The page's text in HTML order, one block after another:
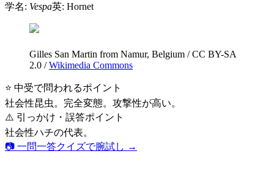
学名: Vespa英: Hornet
Gilles San Martin from Namur, Belgium /CC BY-SA
2.0 / Wikimedia Commons
⭐ 中受で問われるポイント
社会性昆虫。完全変態。攻撃性が高い。
⚠️ 引っかけ・誤答ポイント
社会性ハチの代表。
📷 一問一答クイズで腕試し →